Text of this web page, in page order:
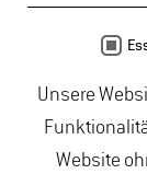
Jung R., Zürn
Unsere
Website